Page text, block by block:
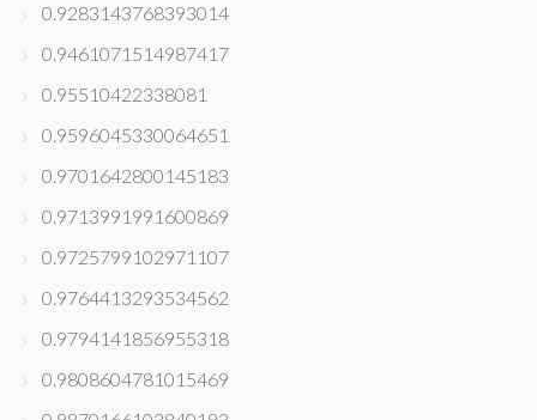
0.9283143768393014
0.9461071514987417
0.95510422338081
0.9596045330064651
0.9701642800145183
0.9713991991600869
0.9725799102971107
0.9764413293534562
0.9794141856955318
0.9808604781015469